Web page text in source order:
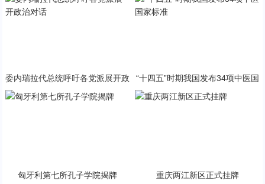
委内瑞拉代总统呼吁各党派展开政
“十四五”时期我国发布34项中医国
匈牙利第七所孔子学院揭牌 重庆两江新区正式挂牌